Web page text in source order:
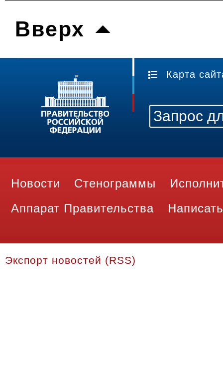
Вверх
Карта
Новости Стенограммы
Аппарат Правительства
Экспорт новостей (RSS)